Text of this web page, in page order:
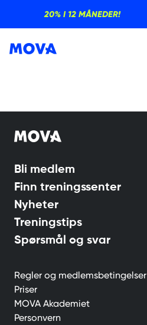
20% I 12 MÅNEDER!
Bli medlem
Finn treningssenter
Nyheter
Treningstips
Spørsmål og svar
Regler og medlemsbetingelser
Priser
MOVA Akademiet
Personvern